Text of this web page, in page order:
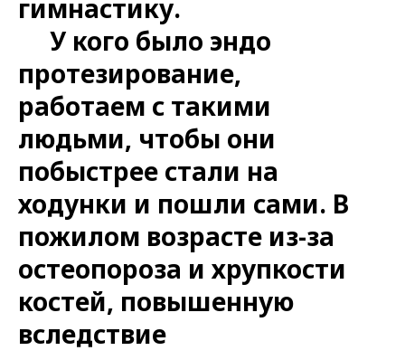
гимнастику.
У кого было эндо
протезирование,
работаем с такими
людьми, чтобы они
побыстрее стали на
ходунки и пошли сами. В
пожилом возрасте из-за
остеопороза и хрупкости
костей, повышенную
вследствие